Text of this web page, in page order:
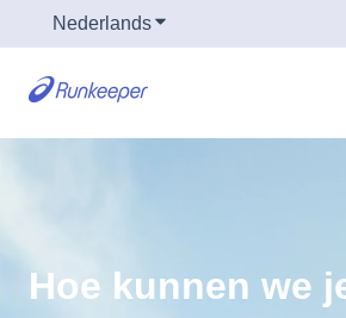
NederlandsSubmenu tonen voor
Hoe kunnen we